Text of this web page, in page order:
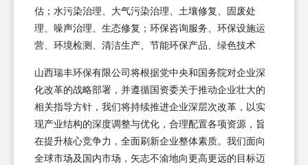
估；水污染治理、大气污染治理、土壤修复、固废处
理、噪声治理、生态修复；环保咨询服务、环保设施运
营、环境检测、清洁生产、节能环保产品、绿色技术
山西瑞丰环保有限公司将根据党中央和国务院对企业深
化改革的战略部署，并遵循国资委关于推动企业壮大的
相关指导方针，我们将持续推进企业深层次改革，以实
现产业结构的深度调整与优化，合理配置各项资源，旨
在提升核心竞争力，全面刷新企业整体素质。我们面向
全球市场及国内市场，矢志不渝地向更高更远的目标迈